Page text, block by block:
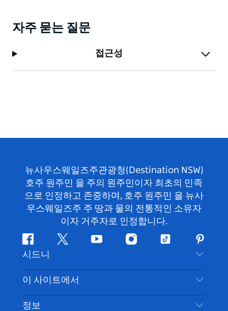
자주 묻는 질문
접근성
뉴사우스웨일즈주관광청(Destination NSW)
호주 원주민 을 주의 원주민이자 최초의 민족
으로 인정하고 존중하며, 호주 원주민 을 뉴사
우스웨일즈주 주 땅과 물의 전통적인 소유자
이자 거주자로 인정합니다.
페
이
스
북
지
귀
다
유
브
인
타
램
틱
핀
터
레
스
트
시드니
문의하기
부인 성명
이 사이트에서
목적지
정보